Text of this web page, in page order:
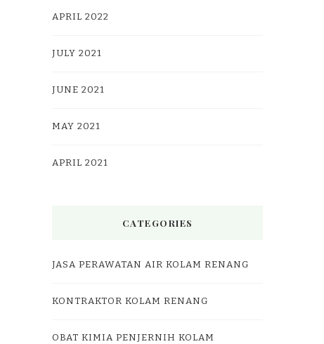
APRIL 2022
JULY 2021
JUNE 2021
MAY 2021
APRIL 2021
CATEGORIES
JASA PERAWATAN AIR KOLAM RENANG
KONTRAKTOR KOLAM RENANG
OBAT KIMIA PENJERNIH KOLAM